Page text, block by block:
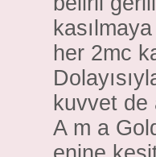
her 2mc
kuvvet de
A m a